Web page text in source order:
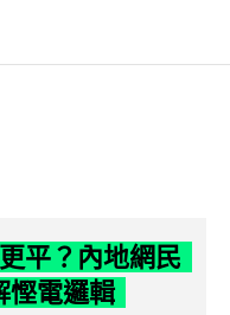
平？內地網民
慳電邏輯